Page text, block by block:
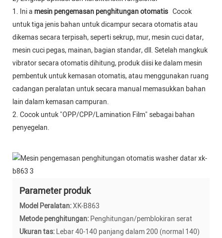
1. Ini a mesin pengemasan penghitungan otomatis Cocok
untuk tiga jenis bahan untuk dicampur secara otomatis atau
dikemas secara terpisah, seperti sekrup, mur, mesin cuci datar,
mesin cuci pegas, mainan, bagian standar, dll. Setelah mangkuk
vibrator secara otomatis dihitung, produk diisi ke dalam mesin
pembentuk untuk kemasan otomatis, atau menggunakan ruang
cadangan peralatan untuk secara manual memasukkan bahan
lain dalam kemasan campuran.
2. Cocok untuk "OPP/CPP/Lamination Film" sebagai bahan
penyegelan.
Parameter produk
Model Peralatan:XK-B863
Metode penghitungan:Penghitungan/pemblokiran serat
Ukuran tas:Lebar 40-140 panjang dalam 200 (normal 140)